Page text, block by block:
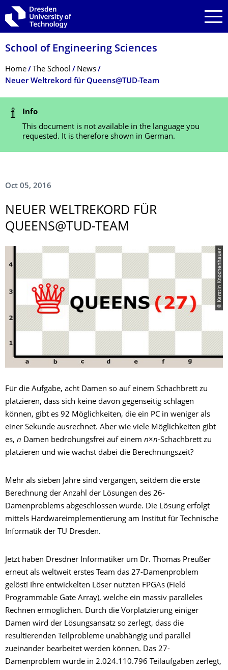
Skip to main navigation
Skip to search
Skip to content
School of Engineering Sciences
Breadcrumb Menu
Home The School
News
Neuer Weltrekord für Queens@TUD-Team
Status Message
Info
This document is not available in the language you
requested. It is therefore shown in German.
Oct 05, 2016
NEUER WELTREKORD FÜR
QUEENS@TUD-TEAM
© Kerstin Knochenhauer
Für die Aufgabe, acht Damen so auf einem Schachbrett zu
platzieren, dass sich keine davon gegenseitig schlagen
können, gibt es 92 Möglichkeiten, die ein PC in weniger als
einer Sekunde ausrechnet. Aber wie viele Möglichkeiten gibt
es, n Damen bedrohungsfrei auf einem n×n-Schachbrett zu
platzieren und wie wächst dabei die Berechnungszeit?
Mehr als sieben Jahre sind vergangen, seitdem die erste
Berechnung der Anzahl der Lösungen des 26-
Damenproblems abgeschlossen wurde. Die Lösung erfolgt
mittels Hardwareimplementierung am Institut für Technische
Informatik der TU Dresden.
Jetzt haben Dresdner Informatiker um Dr. Thomas Preußer
erneut als weltweit erstes Team das 27-Damenproblem
gelöst! Ihre entwickelten Löser nutzten FPGAs (Field
Programmable Gate Array), welche ein massiv paralleles
Rechnen ermöglichen. Durch die Vorplatzierung einiger
Damen wird der Lösungsansatz so zerlegt, dass die
resultierenden Teilprobleme unabhängig und parallel
zueinander bearbeitet werden können. Das 27-
Damenproblem wurde in 2.024.110.796 Teilaufgaben zerlegt,